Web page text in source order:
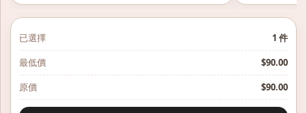
已選擇 1 件
最低價
$90.00
原價
$90.00